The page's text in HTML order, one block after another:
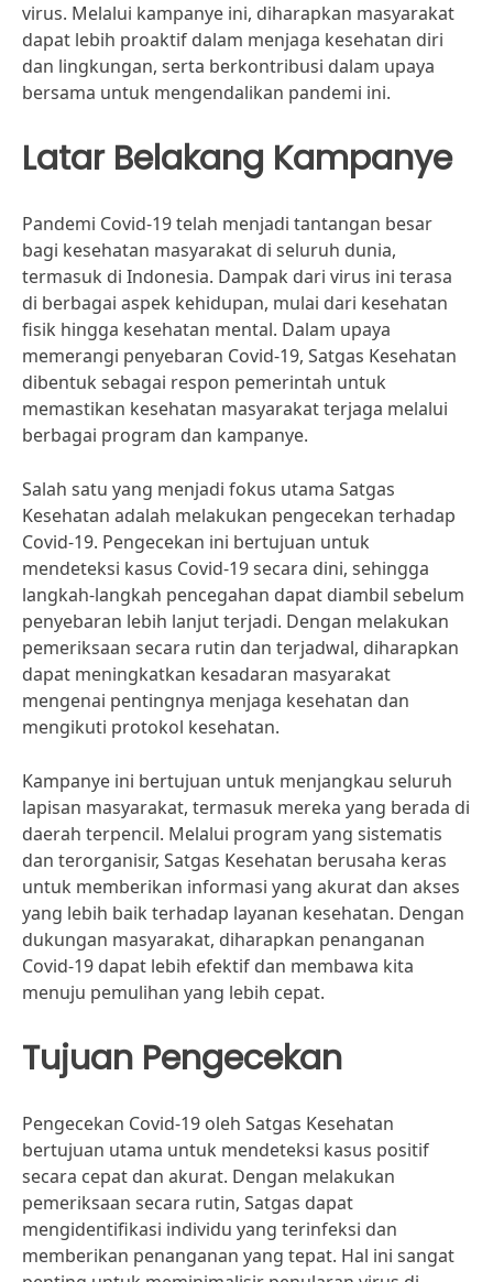
virus. Melalui kampanye ini, diharapkan masyarakat
dapat lebih proaktif dalam menjaga kesehatan diri
dan lingkungan, serta berkontribusi dalam upaya
bersama untuk mengendalikan pandemi ini.
Latar Belakang Kampanye
Pandemi Covid-19 telah menjadi tantangan besar
bagi kesehatan masyarakat di seluruh dunia,
termasuk di Indonesia. Dampak dari virus ini terasa
di berbagai aspek kehidupan, mulai dari kesehatan
fisik hingga kesehatan mental. Dalam upaya
memerangi penyebaran Covid-19, Satgas Kesehatan
dibentuk sebagai respon pemerintah untuk
memastikan kesehatan masyarakat terjaga melalui
berbagai program dan kampanye.
Salah satu yang menjadi fokus utama Satgas
Kesehatan adalah melakukan pengecekan terhadap
Covid-19. Pengecekan ini bertujuan untuk
mendeteksi kasus Covid-19 secara dini, sehingga
langkah-langkah pencegahan dapat diambil sebelum
penyebaran lebih lanjut terjadi. Dengan melakukan
pemeriksaan secara rutin dan terjadwal, diharapkan
dapat meningkatkan kesadaran masyarakat
mengenai pentingnya menjaga kesehatan dan
mengikuti protokol kesehatan.
Kampanye ini bertujuan untuk menjangkau seluruh
lapisan masyarakat, termasuk mereka yang berada di
daerah terpencil. Melalui program yang sistematis
dan terorganisir, Satgas Kesehatan berusaha keras
untuk memberikan informasi yang akurat dan akses
yang lebih baik terhadap layanan kesehatan. Dengan
dukungan masyarakat, diharapkan penanganan
Covid-19 dapat lebih efektif dan membawa kita
menuju pemulihan yang lebih cepat.
Tujuan Pengecekan
Pengecekan Covid-19 oleh Satgas Kesehatan
bertujuan utama untuk mendeteksi kasus positif
secara cepat dan akurat. Dengan melakukan
pemeriksaan secara rutin, Satgas dapat
mengidentifikasi individu yang terinfeksi dan
memberikan penanganan yang tepat. Hal ini sangat